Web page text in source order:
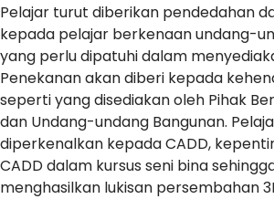
Pelajar turut diberikan pendedahan
kepada pelajar berkenaan undang-
yang perlu dipatuhi dalam
Penekanan akan diberi kepada
seperti yang disediakan oleh Pihak
dan Undang-undang Bangunan.
diperkenalkan kepada CADD,
CADD dalam kursus seni bina
menghasilkan lukisan persembahan